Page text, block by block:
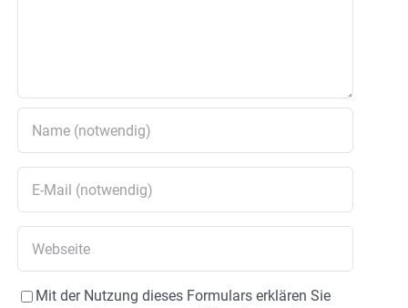
Mit der Nutzung dieses Formulars erklären Sie